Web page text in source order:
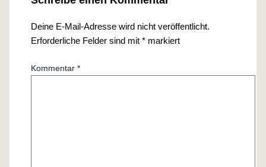
Deine E-Mail-Adresse wird nicht veröffentlicht.
Erforderliche Felder sind mit* markiert
Kommentar*